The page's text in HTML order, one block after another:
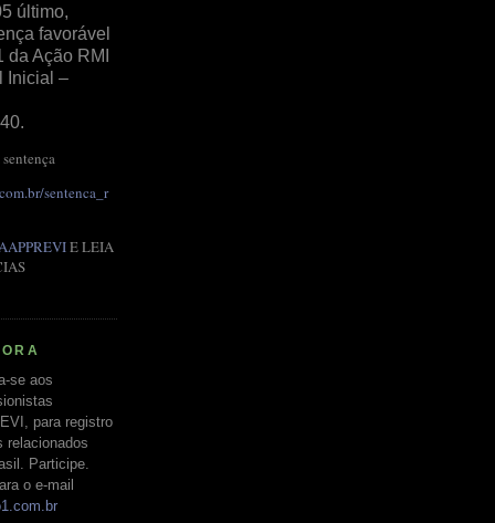
último,
favorável
da Ação RMI
Inicial –
sentenca_r
AAPPREVIE LEIA
se aos
para registro
relacionados
Participe.
o e-mail